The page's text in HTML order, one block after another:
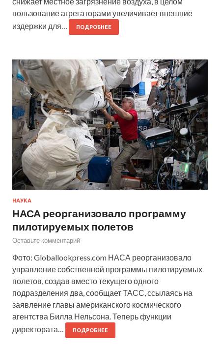
пользование агрегаторами увеличивает внешние
издержки для…
ПОДРОБНЕЕ
НАУКА
НАСА реорганизовало программу
пилотируемых полетов
Оставьте комментарий
Фото: Globallookpress.com НАСА реорганизовало
управление собственной программы пилотируемых
полетов, создав вместо текущего одного
подразделения два, сообщает ТАСС, ссылаясь на
заявление главы американского космического
агентства Билла Нельсона. Теперь функции
директората…
ПОДРОБНЕЕ